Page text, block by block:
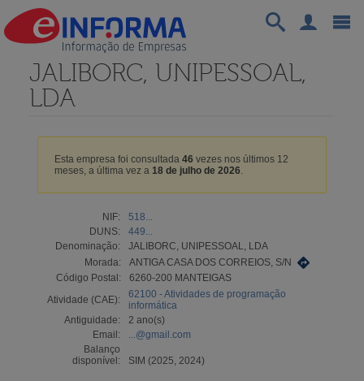
JALIBORC, UNIPESSOAL,
LDA
Esta empresa foi consultada 46 vezes nos últimos 12
meses, a última vez a 18 de julho de 2026.
NIF:
518...
DUNS:
449...
Denominação:
JALIBORC, UNIPESSOAL, LDA
Morada:
ANTIGA CASA DOS CORREIOS, S/N
Código Postal:
6260-200 MANTEIGAS
Atividade (CAE):
62100 - Atividades de programação
informática
Antiguidade:
2 ano(s)
Email:
...@gmail.com
Balanço
disponível:
SIM (2025, 2024)